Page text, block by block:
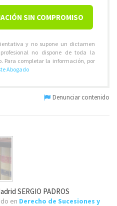
SIN COMPROMISO
y no supone un dictamen
no dispone de toda la
Para completar la información, por
Abogado
Denunciar contenido
SERGIO PADROS
en Derecho de Sucesiones y